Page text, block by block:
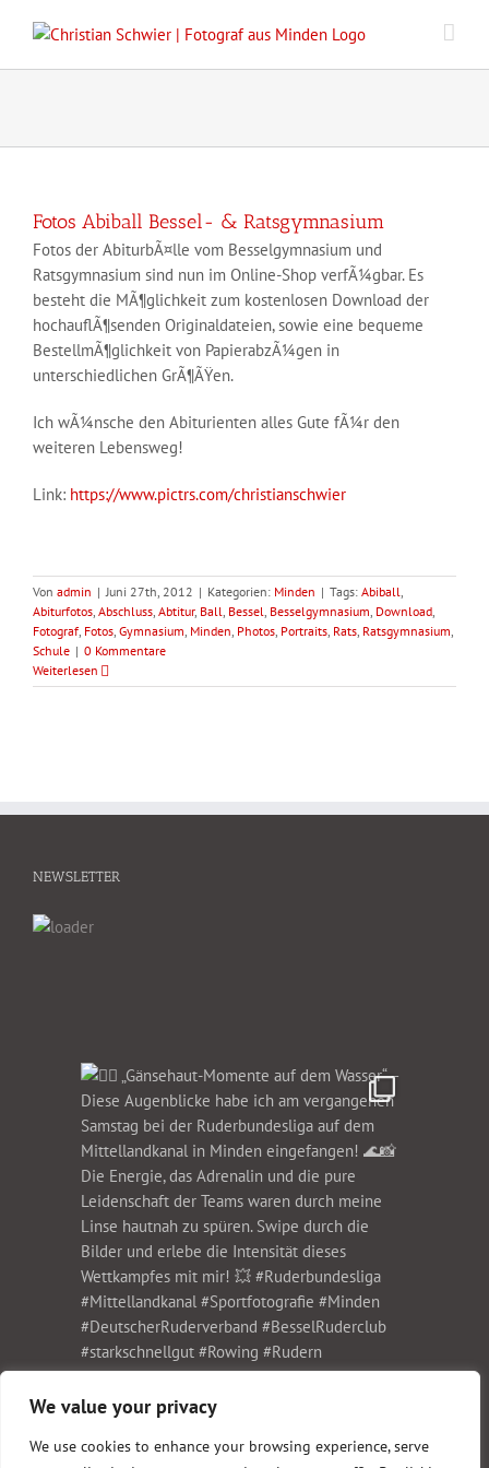
We value your privacy
We use cookies to enhance your browsing experience, serve
Inhalt
Fotos Abiball Bessel- & Ratsgymnasium
Fotos der AbiturbÃ¤lle vom Besselgymnasium und
Ratsgymnasium sind nun im Online-Shop verfÃ¼gbar. Es
besteht die MÃ¶glichkeit zum kostenlosen Download der
hochauflÃ¶senden Originaldateien, sowie eine bequeme
BestellmÃ¶glichkeit von PapierabzÃ¼gen in
unterschiedlichen GrÃ¶ÃŸen.
Ich wÃ¼nsche den Abiturienten alles Gute fÃ¼r den
weiteren Lebensweg!
Link: https://www.pictrs.com/christianschwier
Von admin | Juni 27th, 2012 | Kategorien: Minden | Tags: Abiball,
Abiturfotos, Abschluss, Abtitur, Ball, Bessel, Besselgymnasium, Download,
Fotograf, Fotos, Gymnasium, Minden, Photos, Portraits, Rats, Ratsgymnasium,
Schule | 0 Kommentare
Weiterlesen
NEWSLETTER